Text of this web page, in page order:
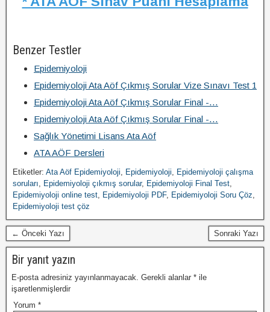
Benzer Testler
Epidemiyoloji
Epidemiyoloji Ata Aöf Çıkmış Sorular Vize Sınavı Test 1
Epidemiyoloji Ata Aöf Çıkmış Sorular Final -…
Epidemiyoloji Ata Aöf Çıkmış Sorular Final -…
Sağlık Yönetimi Lisans Ata Aöf
ATA AÖF Dersleri
Etiketler: Ata Aöf Epidemiyoloji, Epidemiyoloji, Epidemiyoloji çalışma
soruları, Epidemiyoloji çıkmış sorular, Epidemiyoloji Final Test,
Epidemiyoloji online test, Epidemiyoloji PDF, Epidemiyoloji Soru Çöz,
Epidemiyoloji test çöz
← Önceki Yazı Sonraki Yazı
Bir yanıt yazın
E-posta adresiniz yayınlanmayacak. Gerekli alanlar * ile
işaretlenmişlerdir
Yorum *